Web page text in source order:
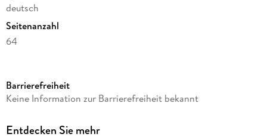
deutsch
Seitenanzahl
64
Verlag/Hersteller
Produktart
Barrierefreiheit
Keine Information zur Barrierefreiheit bekannt
Entdecken Sie mehr